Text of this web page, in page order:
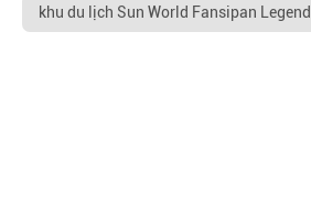
khu du lịch Sun World Fansipan Legend